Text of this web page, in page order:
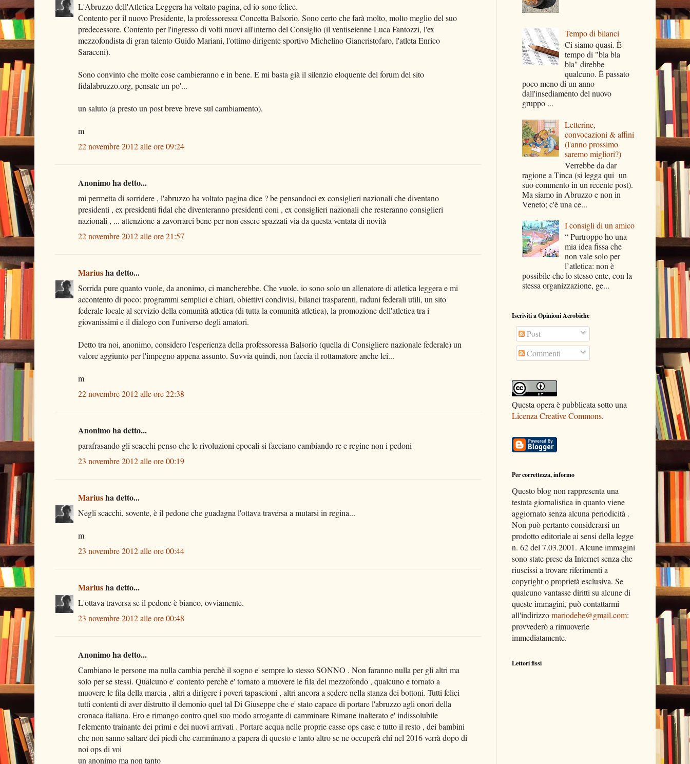
L'Abruzzo dell'Atletica Leggera ha voltato pagina, ed io sono felice.
Contento per il nuovo Presidente, la professoressa Concetta Balsorio. Sono certo che farà molto, molto meglio del suo
predecessore. Contento per l'ingresso di volti nuovi all'interno del Consiglio (il ventiseienne Luca Fantozzi, l'ex
mezzofondista di gran talento Guido Mariani, l'ottimo dirigente sportivo Michelino Giancristofaro, l'atleta Enrico
Saraceni).
Sono convinto che molte cose cambieranno e in bene. E mi basta già il silenzio eloquente del forum del sito
fidalabruzzo.org, pensate un po'...
un saluto (a presto un post breve breve sul cambiamento).
m
22 novembre 2012 alle ore 09:24
Anonimo ha detto...
mi permetta di sorridere , l'abruzzo ha voltato pagina dice ? be pensandoci ex consiglieri nazionali che diventano
presidenti , ex presidenti fidal che diventeranno presidenti coni , ex consiglieri nazionali che resteranno consiglieri
nazionali , ... attenzione a zavorrarci bene per non essere spazzati via da questa ventata di novità
22 novembre 2012 alle ore 21:57
Mariusha detto...
Sorrida pure quanto vuole, da anonimo, ci mancherebbe. Che vuole, io sono solo un allenatore di atletica leggera e mi
accontento di poco: programmi semplici e chiari, obiettivi condivisi, bilanci trasparenti, raduni federali utili, un sito
federale locale al servizio della comunità atletica (di tutta la comunità atletica), la promozione dell'atletica tra i
giovanissimi e il dialogo con l'universo degli amatori.
Detto tra noi, anonimo, considero l'esperienza della professoressa Balsorio (quella di Consigliere nazionale federale) un
valore aggiunto per l'impegno appena assunto. Suvvia quindi, non faccia il rottamatore anche lei...
m
22 novembre 2012 alle ore 22:38
Anonimo ha detto...
parafrasando gli scacchi penso che le rivoluzioni epocali si facciano cambiando re e regine non i pedoni
23 novembre 2012 alle ore 00:19
Mariusha detto...
Negli scacchi, sovente, è il pedone che guadagna l'ottava traversa a mutarsi in regina...
m
23 novembre 2012 alle ore 00:44
Mariusha detto...
L'ottava traversa se il pedone è bianco, ovviamente.
23 novembre 2012 alle ore 00:48
Anonimo ha detto...
Cambiano le persone ma nulla cambia perchè il sogno e' sempre lo stesso SONNO . Non faranno nulla per gli altri ma
solo per se stessi. Qualcuno e' contento perchè e' tornato a muovere le fila del mezzofondo , qualcuno e tornato a
muovere le fila della marcia , altri a dirigere i poveri tapascioni , altri ancora a sedere nella stanza dei bottoni. Tutti felici
tutti contenti di aver distrutto il demonio quel tal Di Giuseppe che e' stato capace di portare l'abruzzo agli onori della
cronaca italiana. Ero e rimango contro quel suo modo arrogante di camminare Rimane inalterato e' indissolubile
l'elemento trainante dei primi e dei nuovi arrivati . Portare acqua nelle proprie casse ops case e tutto il resto , dei bambini
che non sanno saltare dei piedi che camminano a papera di questo e tanto altro se ne occuperà chi nel 2016 verrà dopo di
noi ops di voi
un anonimo ma non tanto
Tempo di bilanci
Ci siamo quasi. È
tempo di "bla bla
bla" direbbe
qualcuno. È passato
poco meno di un anno
dall'insediamento del nuovo
gruppo ...
Letterine,
convocazioni & affini
(l'anno prossimo
saremo migliori?)
Verrebbe da dar
ragione a Tinca (si legga qui un
suo commento in un recente post).
Ma siamo in Abruzzo e non in
Veneto; c'è una ce...
I consigli di un amico
“ Purtroppo ho una
mia idea fissa che
non vale solo per
l’atletica: non è
possibile che lo stesso ente, con la
stessa organizzazione, ge...
Iscriviti a Opinioni Aerobiche
Post
Commenti
Questa opera è pubblicata sotto una
Licenza Creative Commons.
Per correttezza, informo
Questo blog non rappresenta una
testata giornalistica in quanto viene
aggiornato senza alcuna periodicità .
Non può pertanto considerarsi un
prodotto editoriale ai sensi della legge
n. 62 del 7.03.2001. Alcune immagini
sono state prese da Internet senza che
riuscissi a trovare riferimenti a
copyright o proprietà esclusiva. Se
qualcuno vantasse diritti su alcune di
queste immagini, può contattarmi
all'indirizzomariodebe@gmail.com:
provvederò a rimuoverle
immediatamente.
Lettori fissi